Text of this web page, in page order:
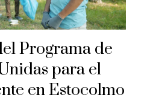
Programa de
para el
en Estocolmo